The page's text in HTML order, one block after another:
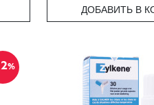
ДОБАВИТЬ В
%